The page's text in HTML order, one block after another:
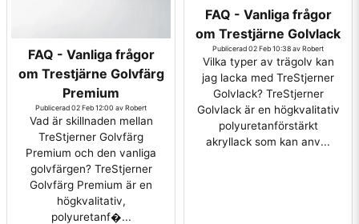
FAQ - Vanliga frågor
om Trestjärne Golvfärg
Premium
Publicerad 02 Feb 12:00 av Robert
Vad är skillnaden mellan
TreStjerner Golvfärg
Premium och den vanliga
golvfärgen? TreStjerner
Golvfärg Premium är en
högkvalitativ,
polyuretanf�...
FAQ - Vanliga frågor
om Trestjärne Golvlack
Publicerad 02 Feb 10:38 av Robert
Vilka typer av trägolv kan
jag lacka med TreStjerner
Golvlack? TreStjerner
Golvlack är en högkvalitativ
polyuretanförstärkt
akryllack som kan anv...